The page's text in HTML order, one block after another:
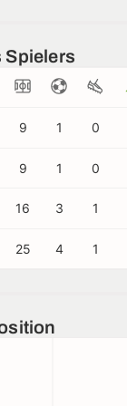
Spielers
9 1 0
9 1 0
16 3 1
25 4 1